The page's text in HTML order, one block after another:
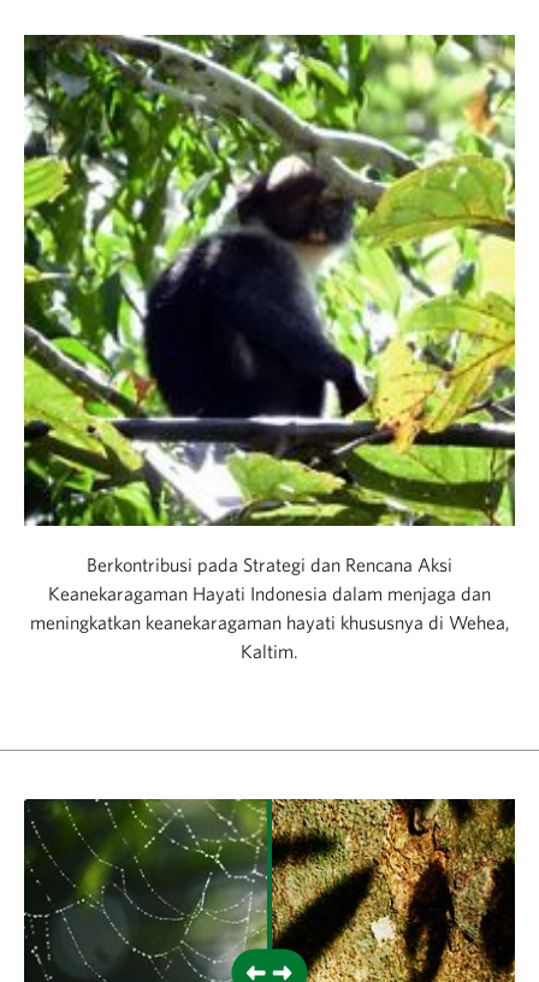
Berkontribusi pada Strategi dan Rencana Aksi
Keanekaragaman Hayati Indonesia dalam menjaga dan
meningkatkan keanekaragaman hayati khususnya di Wehea,
Kaltim.